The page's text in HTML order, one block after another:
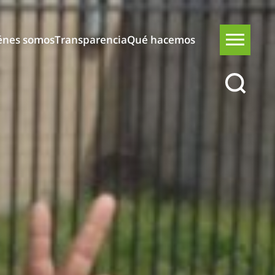
somosTransparenciaQué hacemos